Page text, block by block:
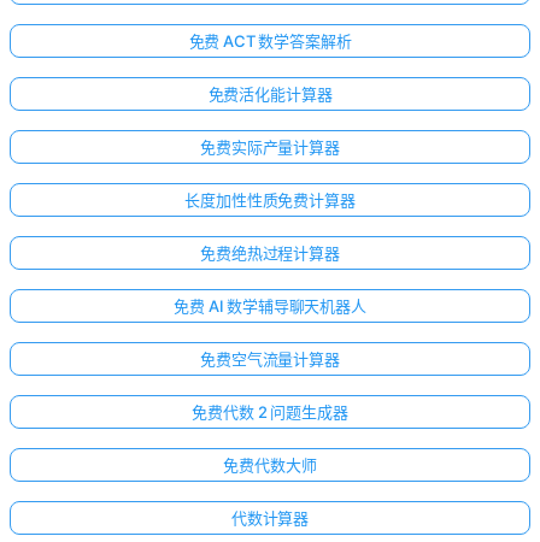
免费 ACT 数学答案解析
免费活化能计算器
免费实际产量计算器
长度加性性质免费计算器
免费绝热过程计算器
免费 AI 数学辅导聊天机器人
免费空气流量计算器
免费代数 2 问题生成器
免费代数大师
代数计算器